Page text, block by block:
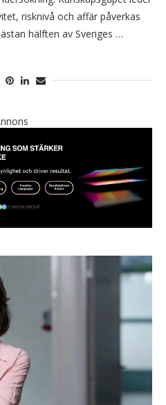
risknivå och affär påverkas
hälften av Sveriges …